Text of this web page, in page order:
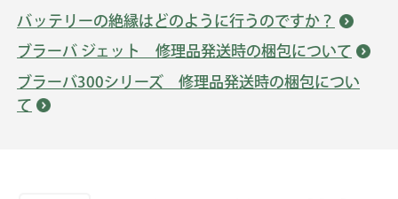
バッテリーの絶縁はどのように行うのですか？
ブラーバ ジェット 修理品発送時の梱包について
ブラーバ300シリーズ 修理品発送時の梱包につい
て